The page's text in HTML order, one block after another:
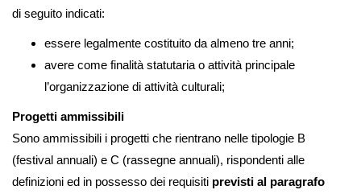
di seguito indicati:
essere legalmente costituito da almeno tre anni;
avere come finalità statutaria o attività principale
l’organizzazione di attività culturali;
Progetti ammissibili
Sono ammissibili i progetti che rientrano nelle tipologie B
(festival annuali) e C (rassegne annuali), rispondenti alle
definizioni ed in possesso dei requisiti previsti al paragrafo